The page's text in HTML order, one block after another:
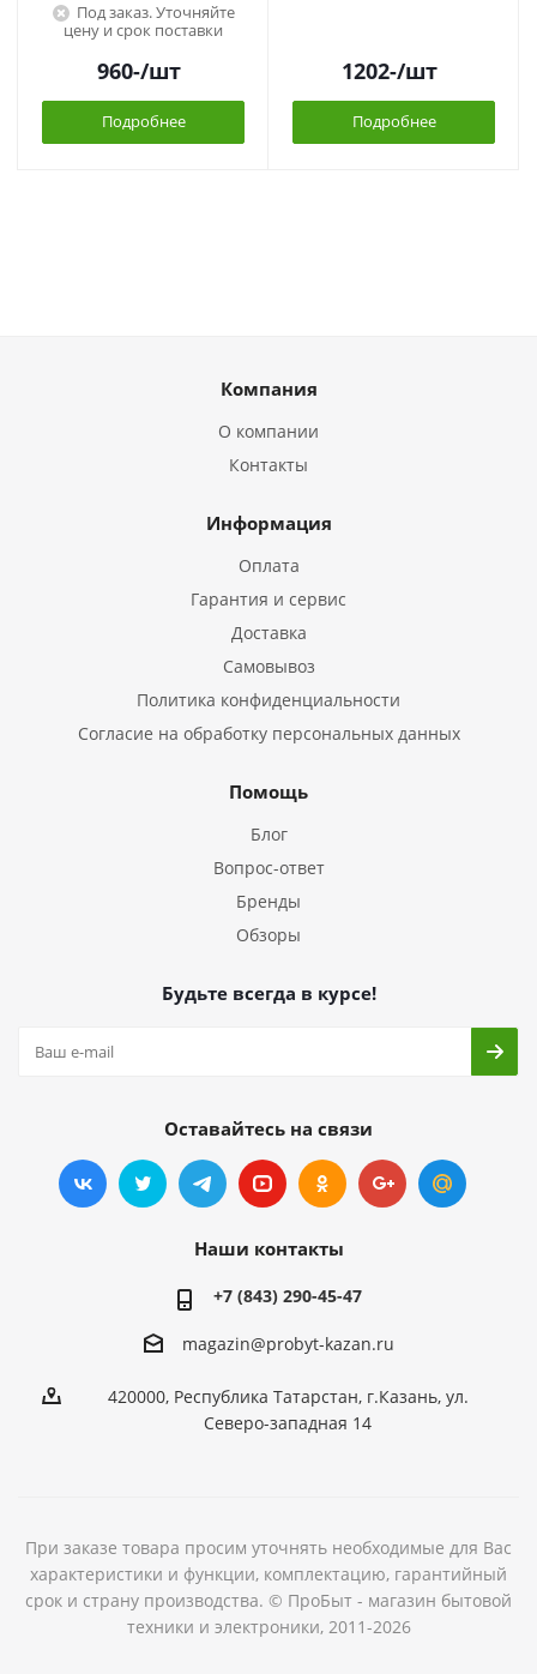
Под заказ. Уточняйте
цену и срок поставки
960-/шт
Подробнее
1202-/шт
Подробнее
Компания
О компании
Контакты
Информация
Оплата
Гарантия и сервис
Доставка
Самовывоз
Политика конфиденциальности
Согласие на обработку персональных данных
Помощь
Блог
Вопрос-ответ
Бренды
Обзоры
Будьте всегда в курсе!
Оставайтесь на связи
Наши контакты
+7 (843) 290-45-47
magazin@probyt-kazan.ru
420000, Республика Татарстан, г.Казань, ул.
Северо-западная 14
При заказе товара просим уточнять необходимые для Вас
характеристики и функции, комплектацию, гарантийный
срок и страну производства. © ПроБыт - магазин бытовой
техники и электроники, 2011-2026